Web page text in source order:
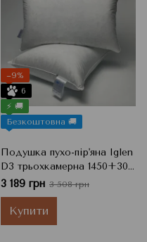
−9%
6
⚡ 🚚
Безкоштовна 🚚
Подушка пухо-пір'яна Iglen
D3 трьохкамерна 1450+300
г, Білий, 70x70 см
3 189 грн 3 508 грн
Купити